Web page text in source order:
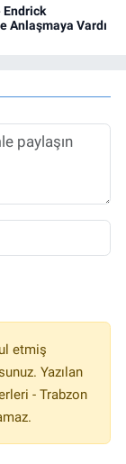
Endrick
Anlaşmaya Vardı
etmiş
Yazılan
- Trabzon